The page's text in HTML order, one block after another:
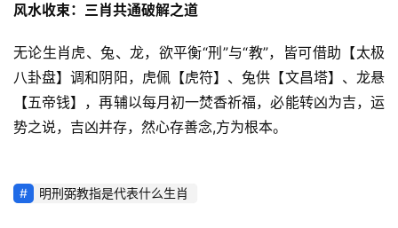
风水收束：三肖共通破解之道
无论生肖虎、兔、龙，欲平衡“刑”与“教”，皆可借助【太极
八卦盘】调和阴阳，虎佩【虎符】、兔供【文昌塔】、龙悬
【五帝钱】，再辅以每月初一焚香祈福，必能转凶为吉，运
势之说，吉凶并存，然心存善念,方为根本。
明刑弼教指是代表什么生肖